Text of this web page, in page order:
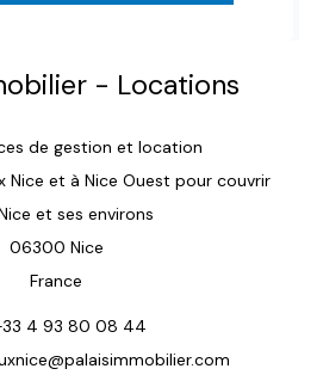
- Locations
de gestion et location
Nice et à Nice Ouest pour couvrir
et ses environs
06300 Nice
France
4 93 80 08 44